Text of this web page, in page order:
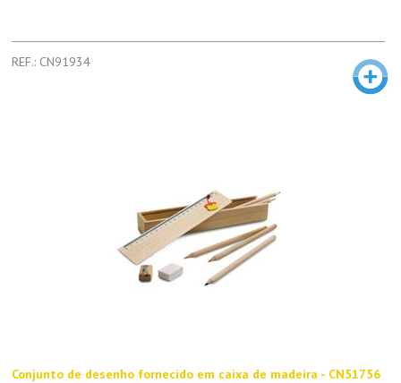
REF.: CN91934
Conjunto de desenho fornecido em caixa de madeira - CN51756